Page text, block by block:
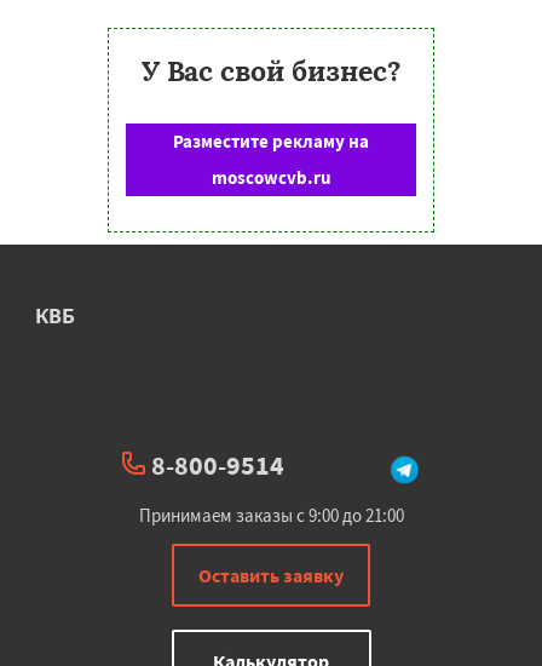
У Вас свой бизнес?
Разместите рекламу на
moscowcvb.ru
КВБ
8-800-9514
Принимаем заказы с 9:00 до 21:00
Оставить заявку
Калькулятор